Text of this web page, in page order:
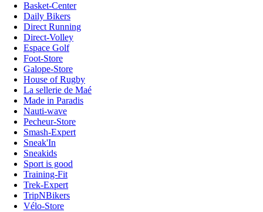
Basket-Center
Daily Bikers
Direct Running
Direct-Volley
Espace Golf
Foot-Store
Galope-Store
House of Rugby
La sellerie de Maé
Made in Paradis
Nauti-wave
Pecheur-Store
Smash-Expert
Sneak'In
Sneakids
Sport is good
Training-Fit
Trek-Expert
TripNBikers
Vélo-Store